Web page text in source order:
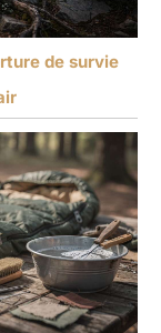
de survie